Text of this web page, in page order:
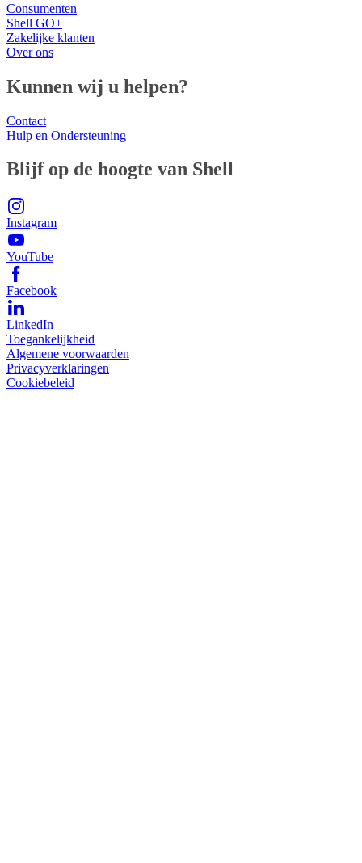
Consumenten
Shell GO+
Zakelijke klanten
Over ons
Kunnen wij u helpen?
Contact
Hulp en Ondersteuning
Blijf op de hoogte van Shell
Instagram
YouTube
Facebook
LinkedIn
Toegankelijkheid
Algemene voorwaarden
Privacyverklaringen
Cookiebeleid